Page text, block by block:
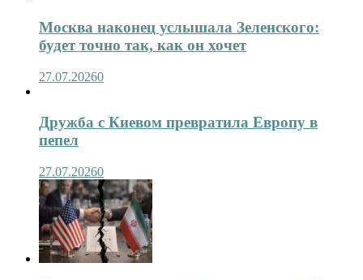
Москва наконец услышала Зеленского:
будет точно так, как он хочет
27.07.20260
Дружба с Киевом превратила Европу в
пепел
27.07.20260